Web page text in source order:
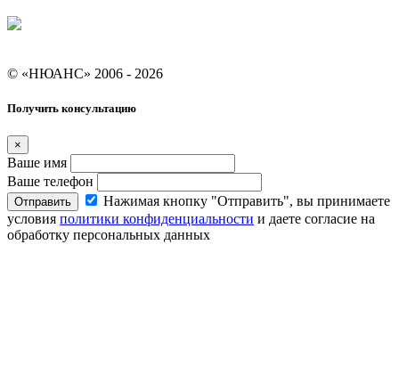
© «НЮАНС» 2006 - 2026
Получить консультацию
×
Ваше имя
Ваше телефон
Отправить
Нажимая кнопку "Отправить", вы принимаете
условия политики конфиденциальности и даете согласие на
обработку персональных данных